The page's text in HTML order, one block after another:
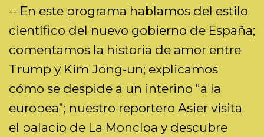
-- En este programa hablamos del estilo
científico del nuevo gobierno de España;
comentamos la historia de amor entre
Trump y Kim Jong-un; explicamos
cómo se despide a un interino "a la
europea"; nuestro reportero Asier visita
el palacio de La Moncloa y descubre